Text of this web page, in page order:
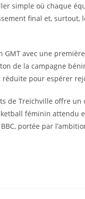
simple où chaque
final et, surtout,
avec une
de la campagne
pour espérer
de Treichville offre
féminin attendu
portée par